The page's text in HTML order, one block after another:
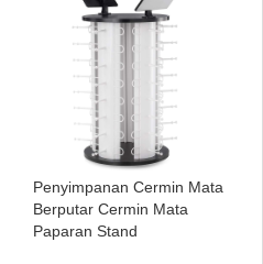
Penyimpanan Cermin Mata
Berputar Cermin Mata
Paparan Stand